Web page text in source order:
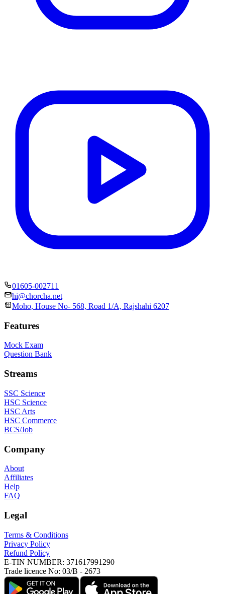
01605-002711
hi@chorcha.net
Moho, House No- 568, Road 1/A, Rajshahi 6207
Features
Mock Exam
Question Bank
Streams
SSC Science
HSC Science
HSC Arts
HSC Commerce
BCS/Job
Company
About
Affiliates
Help
FAQ
Legal
Terms & Conditions
Privacy Policy
Refund Policy
E-TIN NUMBER: 371617991290
Trade licence No: 03/B - 2673